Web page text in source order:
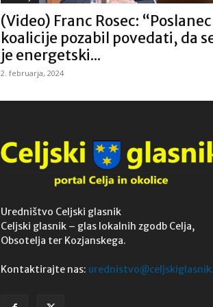
(Video) Franc Rosec: “Poslanec
koalicije pozabil povedati, da
je energetski...
2. februarja, 2024
Uredništvo Celjski glasnik
Celjski glasnik – glas lokalnih zgodb Celja,
Obsotelja ter Kozjanskega.
Kontaktirajte nas: